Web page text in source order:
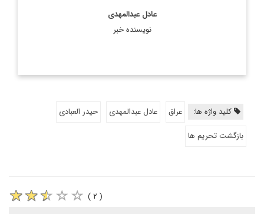
عادل عبدالمهدی
نویسنده خبر
کلید واژه ها: عراق عادل عبدالمهدی
حیدر العبادی
بازگشت تحریم ها
( ۲ )